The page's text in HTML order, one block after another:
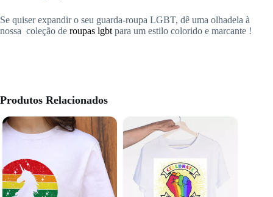
Se quiser expandir o seu guarda-roupa LGBT, dê uma olhadela à
nossa coleção de roupas lgbt para um estilo colorido e marcante !
Produtos Relacionados